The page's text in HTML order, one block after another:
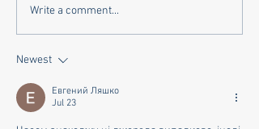
Write a comment...
Newest
Евгений Ляшко
Jul 23